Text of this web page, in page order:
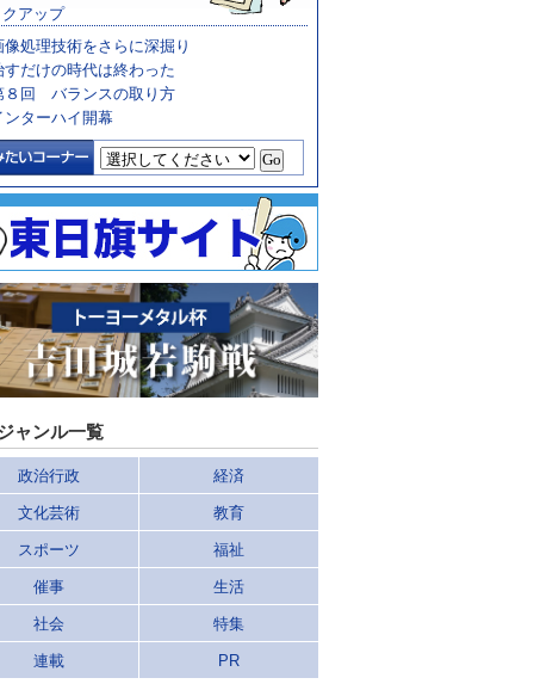
アップ
像処理技術をさらに深掘り
すだけの時代は終わった
８回 バランスの取り方
ンターハイ開幕
ャンル一覧
政治行政 経済
文化芸術 教育
スポーツ 福祉
催事 生活
社会 特集
連載 PR